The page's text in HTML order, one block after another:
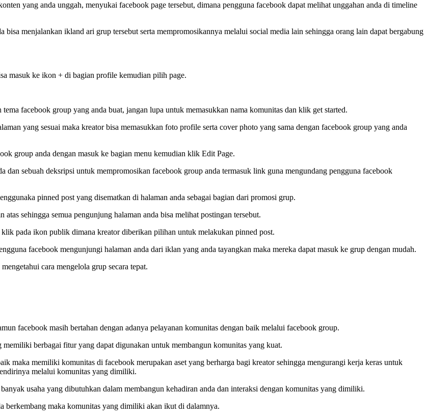
yang anda unggah, menyukai facebook page tersebut, dimana pengguna facebook dapat melihat unggahan anda di timeline
menjalankan ikland ari grup tersebut serta mempromosikannya melalui social media lain sehingga orang lain dapat bergabung
masuk ke ikon + di bagian profile kemudian pilih page.
facebook group yang anda buat, jangan lupa untuk memasukkan nama komunitas dan klik get started.
yang sesuai maka kreator bisa memasukkan foto profile serta cover photo yang sama dengan facebook group yang anda
group anda dengan masuk ke bagian menu kemudian klik Edit Page.
dan sebuah deksripsi untuk mempromosikan facebook group anda termasuk link guna mengundang pengguna facebook
pinned post yang disematkan di halaman anda sebagai bagian dari promosi grup.
sehingga semua pengunjung halaman anda bisa melihat postingan tersebut.
pada ikon publik dimana kreator diberikan pilihan untuk melakukan pinned post.
facebook mengunjungi halaman anda dari iklan yang anda tayangkan maka mereka dapat masuk ke grup dengan mudah.
cara mengelola grup secara tepat.
facebook masih bertahan dengan adanya pelayanan komunitas dengan baik melalui facebook group.
berbagai fitur yang dapat digunakan untuk membangun komunitas yang kuat.
maka memiliki komunitas di facebook merupakan aset yang berharga bagi kreator sehingga mengurangi kerja keras untuk
melalui komunitas yang dimiliki.
usaha yang dibutuhkan dalam membangun kehadiran anda dan interaksi dengan komunitas yang dimiliki.
berkembang maka komunitas yang dimiliki akan ikut di dalamnya.